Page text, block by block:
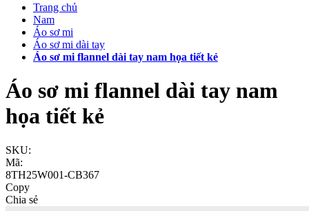
Trang chủ
Nam
Áo sơ mi
Áo sơ mi dài tay
Áo sơ mi flannel dài tay nam họa tiết kẻ
Áo sơ mi flannel dài tay nam
họa tiết kẻ
SKU:
Mã:
8TH25W001-CB367
Copy
Chia sẻ